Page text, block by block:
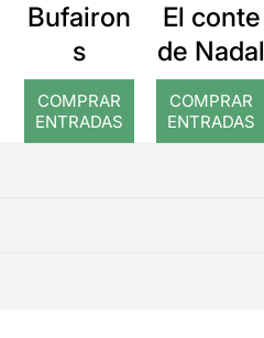
Bufairon
s
COMPRAR
ENTRADAS
El conte
de Nadal
COMPRAR
ENTRADAS